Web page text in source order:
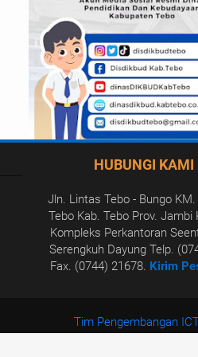
Pendidikan di Sekolah
Kartanu PCNU Tebo 2022-03-16
Tweets by Kemdikbud_RI
HUBUNGI KAMI
Jln. Lintas Tebo - Bungo
Tebo Kab. Tebo Prov. Jambi
Kompleks Perkantoran
Serengkuh Dayung Telp.
Fax. (0744) 21678. Kirim
Tim Pengembangan